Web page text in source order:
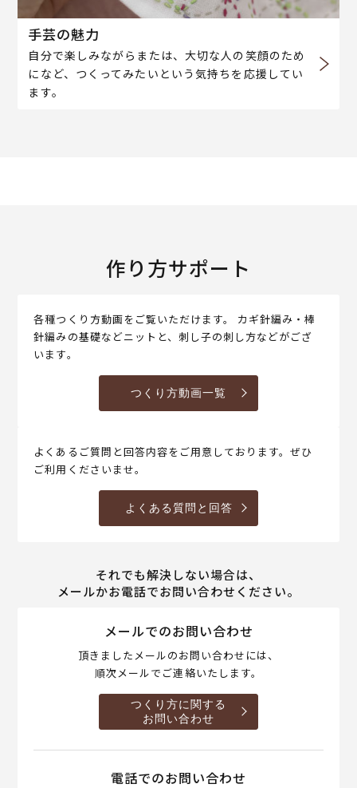
手芸の魅力
自分で楽しみながらまたは、大切な人の笑顔のため
になど、つくってみたいという気持ちを応援してい
ます。
作り方サポート
各種つくり方動画をご覧いただけます。 カギ針編み・棒
針編みの基礎などニットと、刺し子の刺し方などがござ
います。
つくり方動画一覧
よくあるご質問と回答内容をご用意しております。ぜひ
ご利用くださいませ。
よくある質問と回答
それでも解決しない場合は、
メールかお電話でお問い合わせください。
メールでのお問い合わせ
頂きましたメールのお問い合わせには、
順次メールでご連絡いたします。
つくり方に関する
お問い合わせ
電話でのお問い合わせ